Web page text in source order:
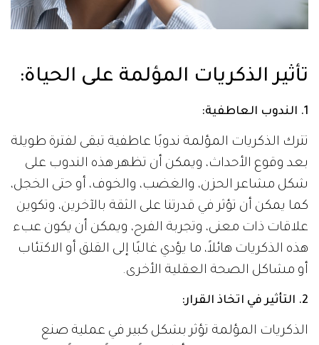
تأثير الذكريات المؤلمة على الحياة:
1. الندوب العاطفية:
تترك الذكريات المؤلمة ندوبًا عاطفية تبقى لفترة طويلة
بعد وقوع الأحداث، ويمكن أن تظهر هذه الندوب على
شكل مشاعر الحزن، والغضب، والخوف، أو حتى الخجل،
كما يمكن أن تؤثر في قدرتنا على الثقة بالآخرين، وتكوين
علاقات ذات معنى، وتجربة الفرح، ويمكن أن يكون عبء
هذه الذكريات هائلاً، ما يؤدي غالبًا إلى القلق أو الاكتئاب
أو مشاكل الصحة العقلية الأخرى.
2. التأثير في اتخاذ القرار:
الذكريات المؤلمة تؤثر بشكل كبير في عملية صنع